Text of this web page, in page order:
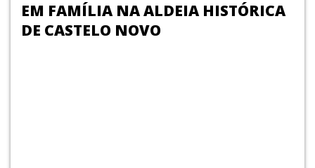
EM FAMÍLIA NA ALDEIA HISTÓRICA
DE CASTELO NOVO